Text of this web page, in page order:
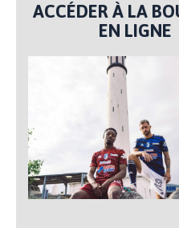
ACCÉDER À LA
EN LIGNE